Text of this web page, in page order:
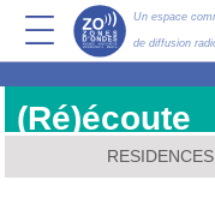
Un espace
de diffusion
(Ré)écoute
RESIDENCES